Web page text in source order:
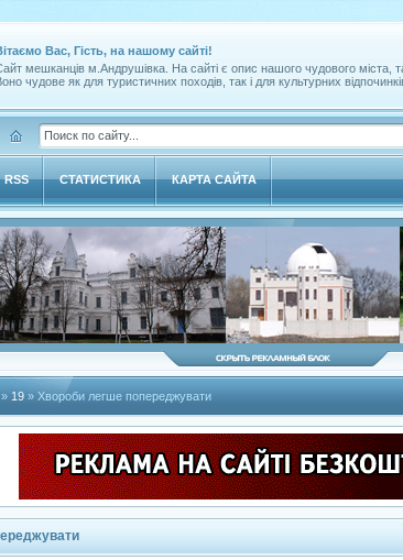
Вас, Гість, на нашому сайті!
мешканців м.Андрушівка. На сайті є опис нашого чудового міста,
чудове як для туристичних походів, так і для культурних
RSS СТАТИСТИКА КАРТА САЙТА
» 19» Хвороби легше попереджувати